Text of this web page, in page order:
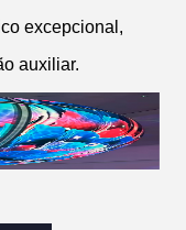
excepcional,
auxiliar.